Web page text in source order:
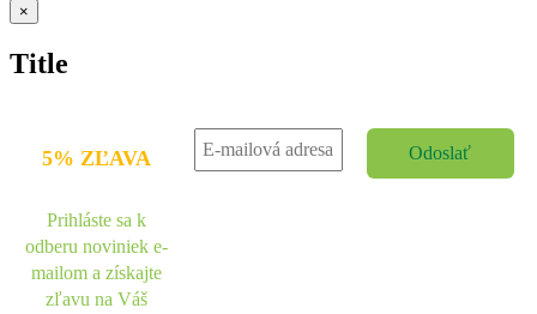
Zatvoriť
rýchle
produktu
×
Title
5% ZĽAVA
Prihláste sa k
odberu noviniek e-
mailom a získajte
zľavu na Váš